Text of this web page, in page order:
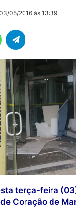
03/05/2016 às 13:39
WhatsApp
terça-feira
Coração de